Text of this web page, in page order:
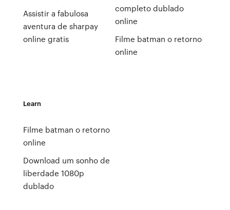
Assistir a fabulosa
aventura de sharpay
online gratis
completo dublado
online
Filme batman o retorno
online
Learn
Filme batman o retorno
online
Download um sonho de
liberdade 1080p
dublado